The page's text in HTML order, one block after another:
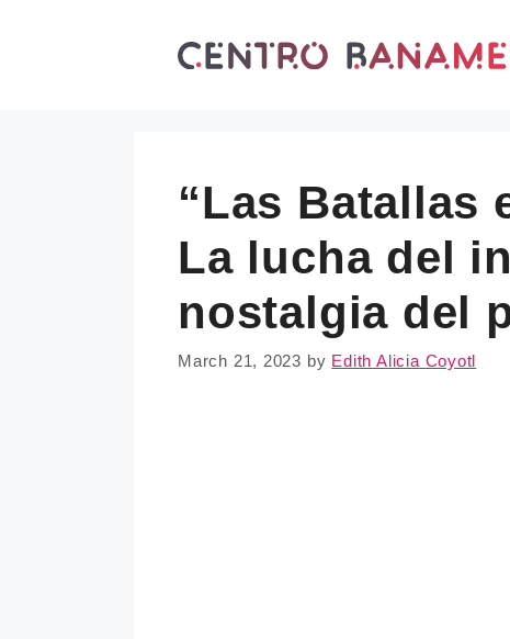
“Las Batallas
La lucha del
nostalgia del
March 21, 2023 by Edith Alicia Coyotl